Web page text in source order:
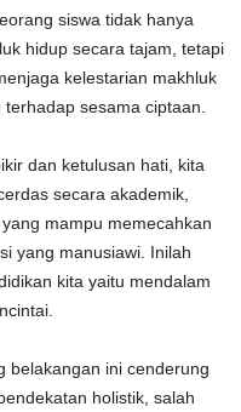
siswa tidak hanya
hidup secara tajam, tetapi
kelestarian makhluk
sesama ciptaan.
dan ketulusan hati, kita
secara akademik,
mampu memecahkan
yang manusiawi. Inilah
kita yaitu mendalam
belakangan ini cenderung
holistik, salah